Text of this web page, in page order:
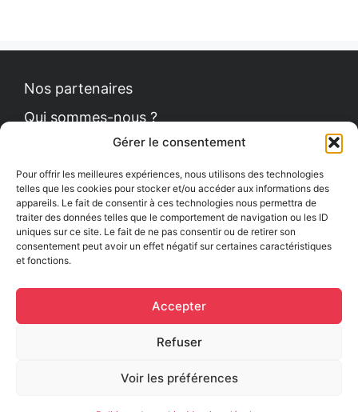
Gérer le consentement
Pour offrir les meilleures expériences, nous utilisons des technologies
telles que les cookies pour stocker et/ou accéder aux informations des
appareils. Le fait de consentir à ces technologies nous permettra de
traiter des données telles que le comportement de navigation ou les ID
uniques sur ce site. Le fait de ne pas consentir ou de retirer son
consentement peut avoir un effet négatif sur certaines caractéristiques
et fonctions.
Accepter
Refuser
Voir les préférences
Nos partenaires
Qui sommes-nous ?
Politique de cookies
Le Petit News
Comment se procurer le guide ?